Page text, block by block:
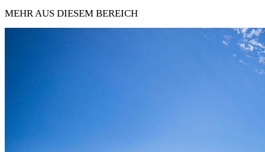
MEHR AUS DIESEM BEREICH